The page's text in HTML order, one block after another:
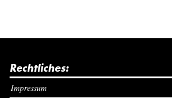
Rechtliches:
Impressum